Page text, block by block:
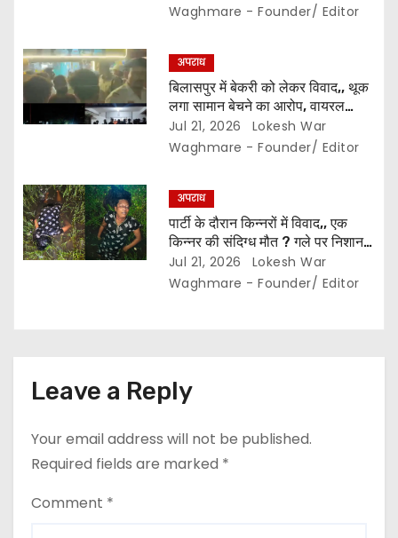
Waghmare - Founder/ Editor
अपराध
बिलासपुर में बेकरी को लेकर विवाद,, थूक
लगा सामान बेचने का आरोप, वायरल
वीडियो से मचा बवाल,, हिंदू संगठन का
हंगामा,, पिता-पुत्र पुलिस हिरासत में..
Jul 21, 2026
Lokesh War
Waghmare - Founder/ Editor
अपराध
पार्टी के दौरान किन्नरों में विवाद,, एक
किन्नर की संदिग्ध मौत ? गले पर निशान
मिलने से हत्या की आशंका..
Jul 21, 2026
Lokesh War
Waghmare - Founder/ Editor
Leave a Reply
Your email address will not be published.
Required fields are marked *
Comment *